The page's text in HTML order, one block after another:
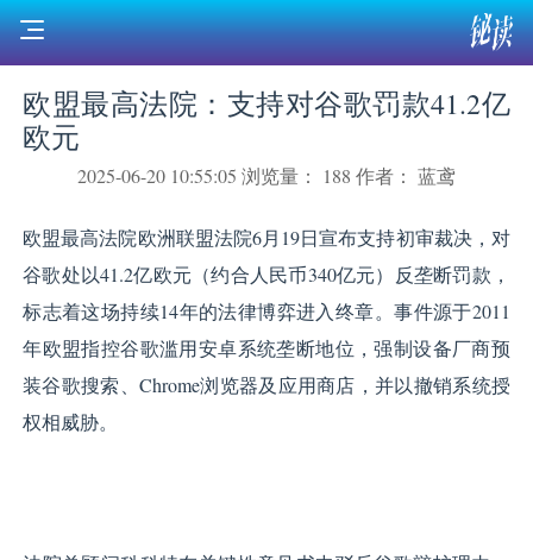
欧盟最高法院：支持对谷歌罚款41.2亿
欧元
2025-06-20 10:55:05 浏览量： 188 作者： ‌蓝鸢
欧盟最高法院欧洲联盟法院6月19日宣布支持初审裁决，对
谷歌处以41.2亿欧元（约合人民币340亿元）反垄断罚款，
标志着这场持续14年的法律博弈进入终章。事件源于2011
年欧盟指控谷歌滥用安卓系统垄断地位，强制设备厂商预
装谷歌搜索、Chrome浏览器及应用商店，并以撤销系统授
权相威胁。